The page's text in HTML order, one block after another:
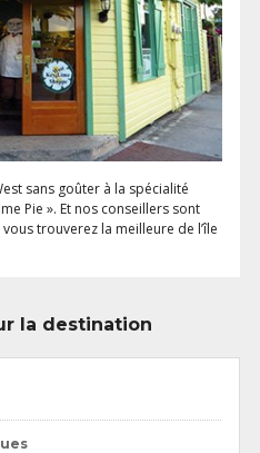
sans goûter à la spécialité
Pie ». Et nos conseillers sont
trouverez la meilleure de l’île
la destination